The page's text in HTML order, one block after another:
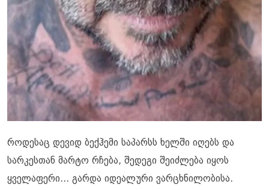
როდესაც დევიდ ბექჰემი საპარსს ხელში იღებს და
სარკესთან მარტო რჩება, შედეგი შეიძლება იყოს
ყველაფერი... გარდა იდეალური ვარცხნილობისა.